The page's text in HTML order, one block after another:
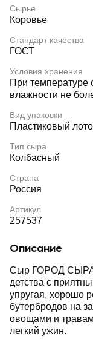
Сырье
Коровье
Стандарт качества
ГОСТ
Условия хранения
При температуре
влажности не
Вид упаковки
Пластиковый
Тип сыра
Колбасный
Страна
Россия
Артикул
257537
Описание
Сыр ГОРОД СЫРА
детства с приятным ароматом
упругая, хорошо
бутербродов на
овощами и травами, дополнит обед и
легкий ужин.